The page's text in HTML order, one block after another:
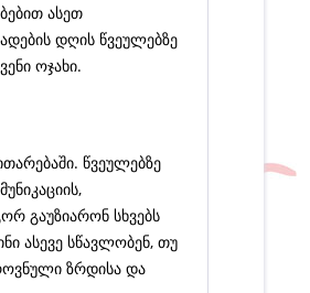
ასეთ
დღის წვეულებზე
ოჯახი.
წვეულებზე
გაუზიარონ სხვებს
ასევე სწავლობენ, თუ
ზრდისა და